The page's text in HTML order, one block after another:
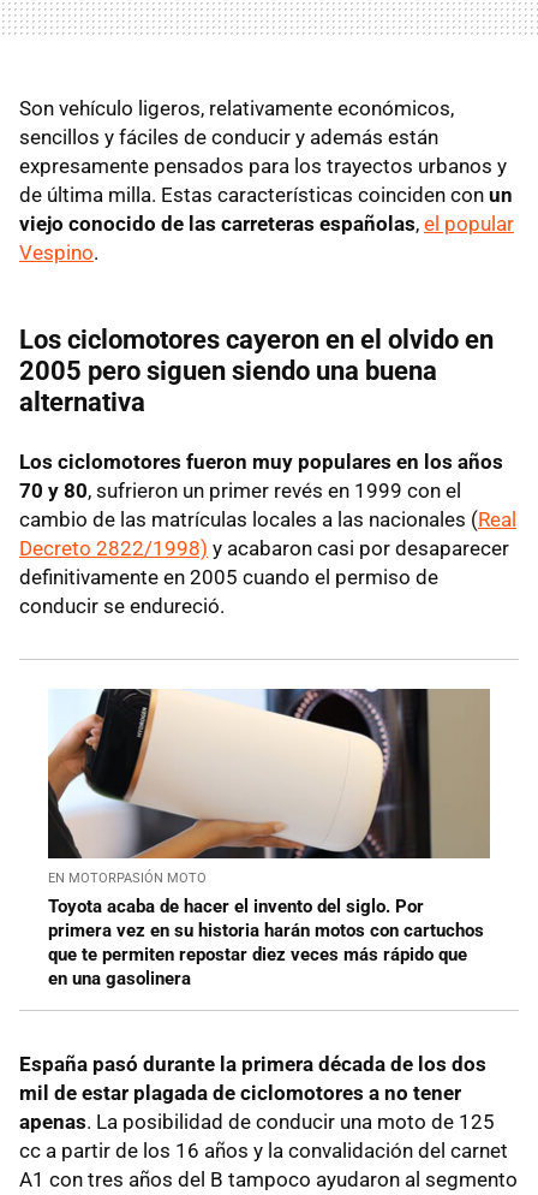
Son vehículo ligeros, relativamente económicos,
sencillos y fáciles de conducir y además están
expresamente pensados para los trayectos urbanos y
de última milla. Estas características coinciden con un
viejo conocido de las carreteras españolas, el popular
Vespino.
Los ciclomotores cayeron en el olvido en
2005 pero siguen siendo una buena
alternativa
Los ciclomotores fueron muy populares en los años
70 y 80, sufrieron un primer revés en 1999 con el
cambio de las matrículas locales a las nacionales (Real
Decreto 2822/1998) y acabaron casi por desaparecer
definitivamente en 2005 cuando el permiso de
conducir se endureció.
EN MOTORPASIÓN MOTO
Toyota acaba de hacer el invento del siglo. Por
primera vez en su historia harán motos con cartuchos
que te permiten repostar diez veces más rápido que
en una gasolinera
España pasó durante la primera década de los dos
mil de estar plagada de ciclomotores a no tener
apenas. La posibilidad de conducir una moto de 125
cc a partir de los 16 años y la convalidación del carnet
A1 con tres años del B tampoco ayudaron al segmento